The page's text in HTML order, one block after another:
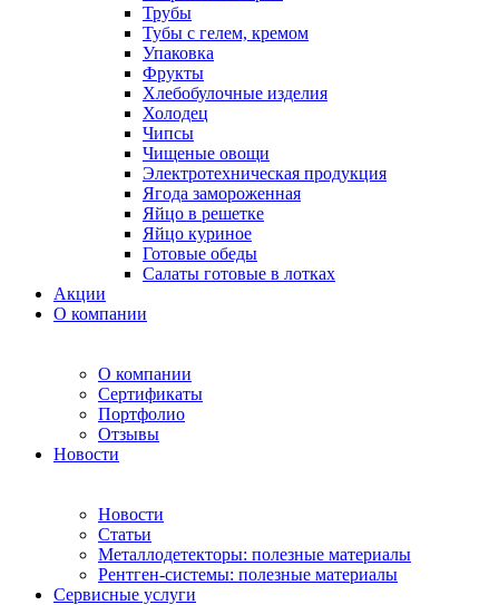
Трубы
Тубы с гелем, кремом
Упаковка
Фрукты
Хлебобулочные изделия
Холодец
Чипсы
Чищеные овощи
Электротехническая продукция
Ягода замороженная
Яйцо в решетке
Яйцо куриное
Готовые обеды
Салаты готовые в лотках
Акции
О компании
О компании
Сертификаты
Портфолио
Отзывы
Новости
Новости
Статьи
Металлодетекторы: полезные материалы
Рентген-системы: полезные материалы
Сервисные услуги